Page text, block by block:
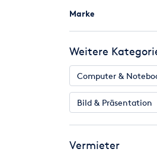
Marke
Weitere
Computer &
Bild & Präsentation
Vermieter